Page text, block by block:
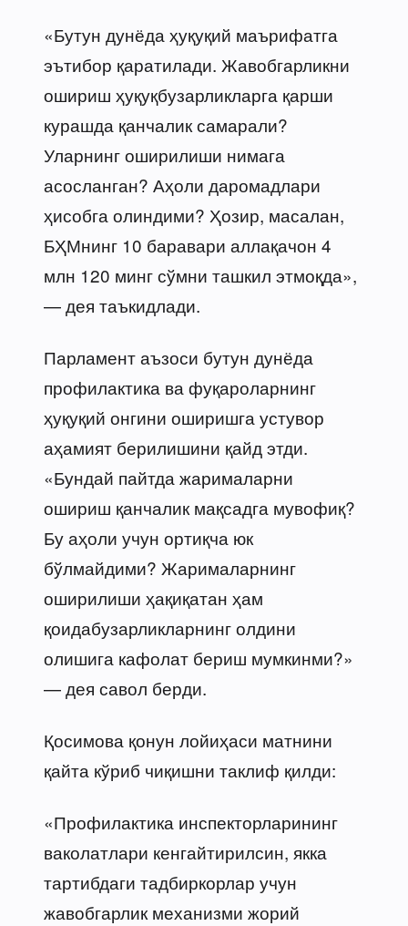
«Бутун дунёда ҳуқуқий маърифатга
эътибор қаратилади. Жавобгарликни
ошириш ҳуқуқбузарликларга қарши
курашда қанчалик самарали?
Уларнинг оширилиши нимага
асосланган? Аҳоли даромадлари
ҳисобга олиндими? Ҳозир, масалан,
БҲМнинг 10 баравари аллақачон 4
млн 120 минг сўмни ташкил этмоқда»,
— дея таъкидлади.
Парламент аъзоси бутун дунёда
профилактика ва фуқароларнинг
ҳуқуқий онгини оширишга устувор
аҳамият берилишини қайд этди.
«Бундай пайтда жарималарни
ошириш қанчалик мақсадга мувофиқ?
Бу аҳоли учун ортиқча юк
бўлмайдими? Жарималарнинг
оширилиши ҳақиқатан ҳам
қоидабузарликларнинг олдини
олишига кафолат бериш мумкинми?»
— дея савол берди.
Қосимова қонун лойиҳаси матнини
қайта кўриб чиқишни таклиф қилди:
«Профилактика инспекторларининг
ваколатлари кенгайтирилсин, якка
тартибдаги тадбиркорлар учун
жавобгарлик механизми жорий